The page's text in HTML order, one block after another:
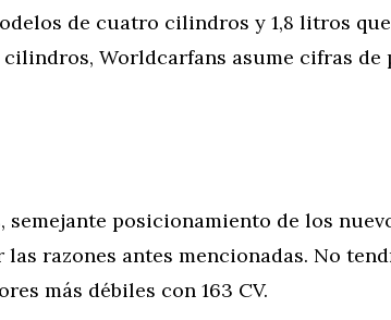
de cuatro cilindros y 1,8 litros
Worldcarfans asume cifras de
semejante posicionamiento de los
razones antes mencionadas. No
más débiles con 163 CV.